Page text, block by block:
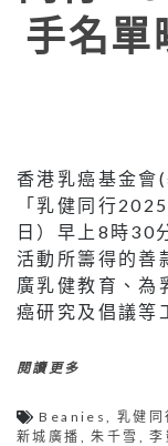
手名單
香港乳癌基金會
「乳健同行
日）早上8時30
活動所籌得的善
廣乳健教育、為
癌研究及倡議等
閱讀更多
Beanies,乳健
新城廣播 ,朱千雪 ,李